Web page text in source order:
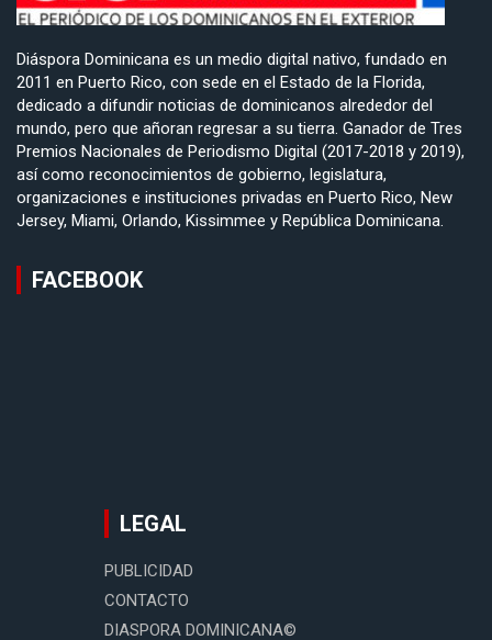
Diáspora Dominicana es un medio digital nativo, fundado en
2011 en Puerto Rico, con sede en el Estado de la Florida,
dedicado a difundir noticias de dominicanos alrededor del
mundo, pero que añoran regresar a su tierra. Ganador de Tres
Premios Nacionales de Periodismo Digital (2017-2018 y 2019),
así como reconocimientos de gobierno, legislatura,
organizaciones e instituciones privadas en Puerto Rico, New
Jersey, Miami, Orlando, Kissimmee y República Dominicana.
FACEBOOK
LEGAL
PUBLICIDAD
CONTACTO
DIASPORA DOMINICANA©